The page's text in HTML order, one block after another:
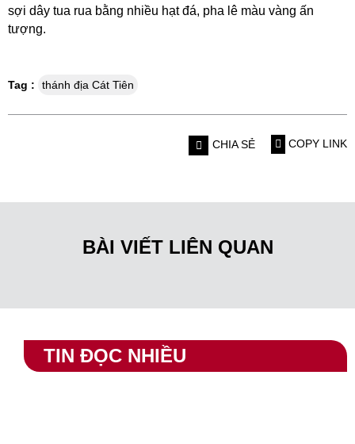
sợi dây tua rua bằng nhiều hạt đá, pha lê màu vàng ấn
tượng.
Tag : thánh địa Cát Tiên
CHIA SẺ COPY LINK
BÀI VIẾT LIÊN QUAN
TIN ĐỌC NHIỀU